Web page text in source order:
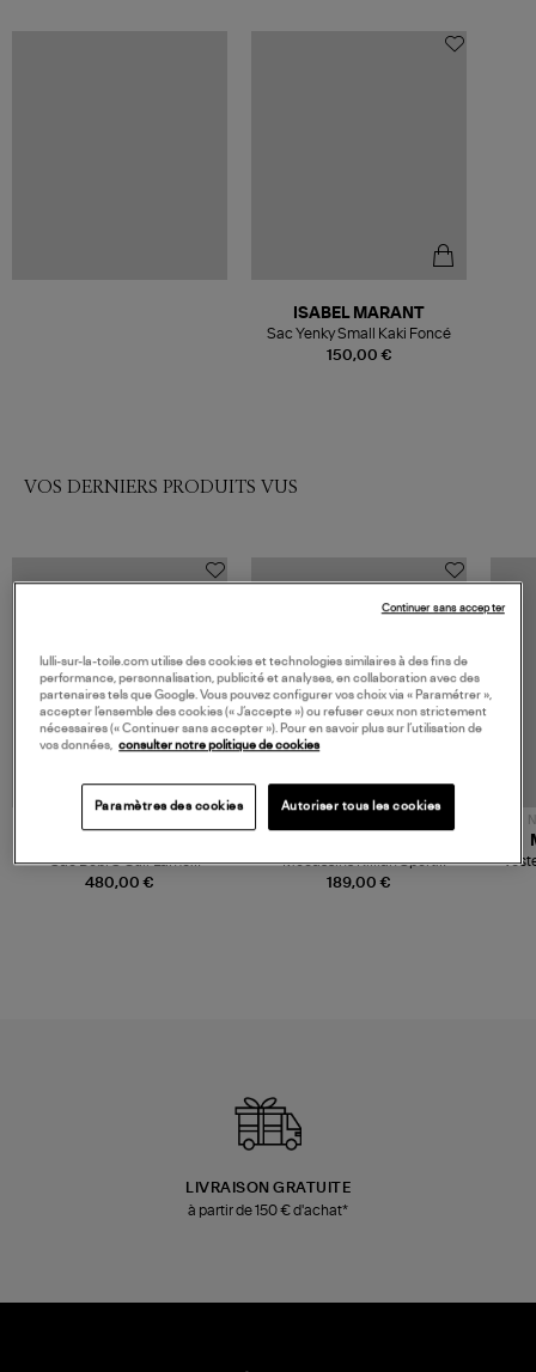
150,00 €
ISABEL MARANT
Sac Yenky Small Kaki Foncé
VOS DERNIERS PRODUITS VUS
480,00 €
Sac Bobi S Cuir Lamé
Champagne
189,00 €
Mocassins Killian Sport
Mousse
LIVRAISON GRATUITE
à partir de 150 € d'achat*
lulli-sur-la-toile.com utilise des cookies et technologies similaires à des fins de
performance, personnalisation, publicité et analyses, en collaboration avec des
partenaires tels que Google. Vous pouvez configurer vos choix via « Paramétrer »,
accepter l’ensemble des cookies (« J’accepte ») ou refuser ceux non strictement
nécessaires (« Continuer sans accepter »). Pour en savoir plus sur l’utilisation de
vos données, consulter notre politique de cookies
Paramètres des cookies Autoriser tous les cookies
Continuer sans accepter